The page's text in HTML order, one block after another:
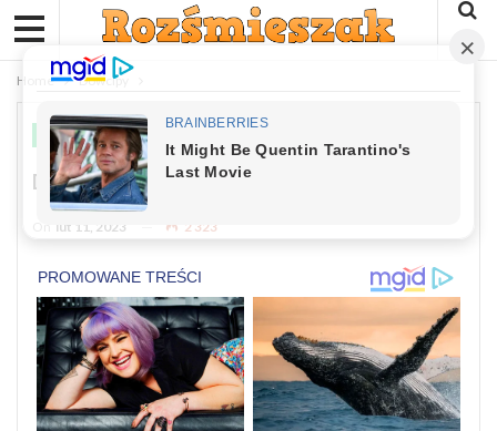
Home Dowcipy
DOWCIPY
Dowcip: Poniedziałek, Szósta Rano
lut 11, 2023 2 323